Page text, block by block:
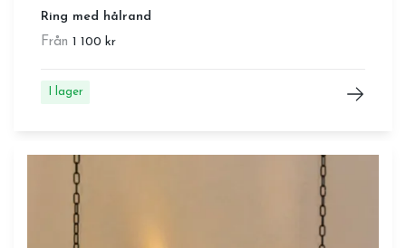
Ring med hålrand
Från 1 100 kr
I lager